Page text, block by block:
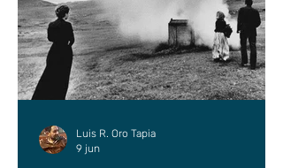
Luis R. Oro Tapia
9 jun